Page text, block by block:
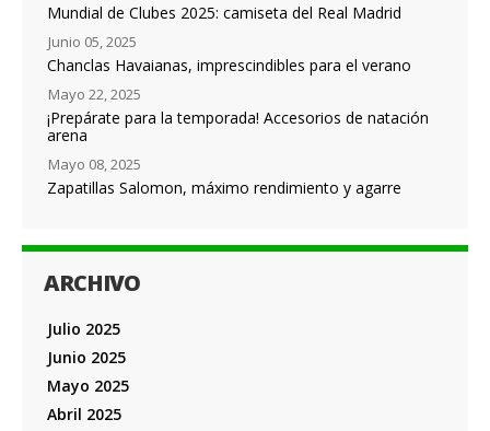
Mundial de Clubes 2025: camiseta del Real Madrid
Junio 05, 2025
Chanclas Havaianas, imprescindibles para el verano
Mayo 22, 2025
¡Prepárate para la temporada! Accesorios de natación
arena
Mayo 08, 2025
Zapatillas Salomon, máximo rendimiento y agarre
ARCHIVO
Julio 2025
Junio 2025
Mayo 2025
Abril 2025